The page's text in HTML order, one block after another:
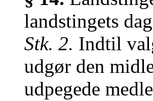
landstingets
Stk. 2. Indtil
udgør den
udpegede